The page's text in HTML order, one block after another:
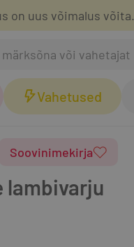
on uus võimalus võita.
Vahetused
lambivarju
Soovinimekirja